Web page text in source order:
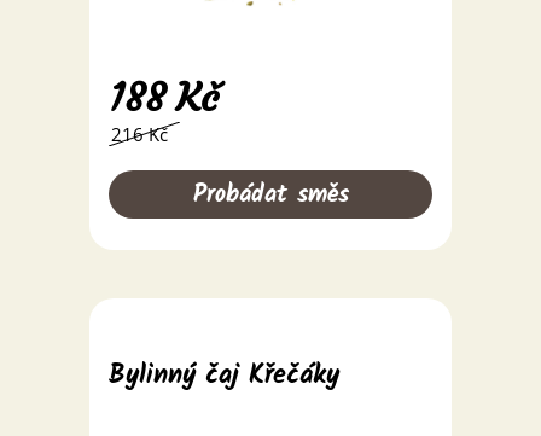
188 Kč
216 Kč
Probádat směs
Bylinný čaj Křečáky